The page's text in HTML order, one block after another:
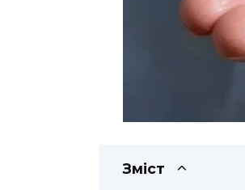
Зміст